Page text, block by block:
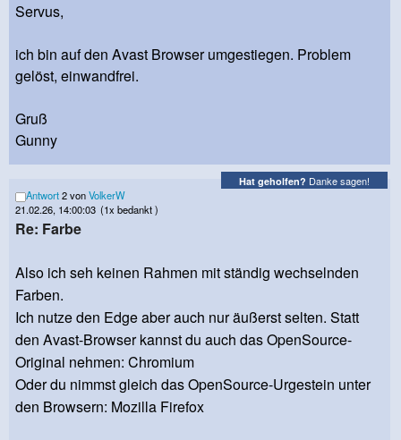
Servus,
ich bin auf den Avast Browser umgestiegen. Problem
gelöst, einwandfrei.
Gruß
Gunny
Hat geholfen? Danke sagen!
Antwort2 vonVolkerW
21.02.26, 14:00:03 (1x bedankt )
Re: Farbe
Also ich seh keinen Rahmen mit ständig wechselnden
Farben.
Ich nutze den Edge aber auch nur äußerst selten. Statt
den Avast-Browser kannst du auch das OpenSource-
Original nehmen: Chromium
Oder du nimmst gleich das OpenSource-Urgestein unter
den Browsern: Mozilla Firefox